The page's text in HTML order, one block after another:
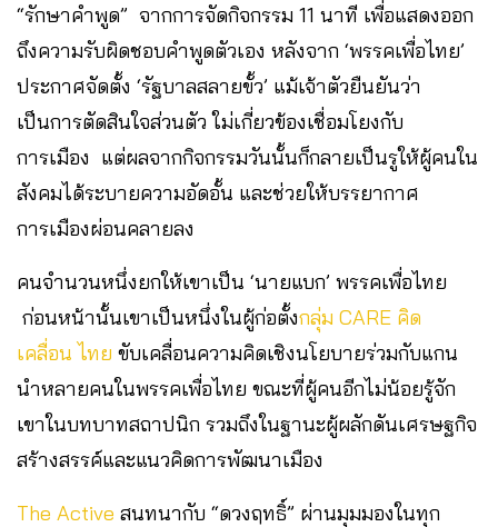
“รักษาคำพูด” จากการจัดกิจกรรม 11 นาที เพื่อแสดงออก
ถึงความรับผิดชอบคำพูดตัวเอง หลังจาก ‘พรรคเพื่อไทย’
ประกาศจัดตั้ง ‘รัฐบาลสลายขั้ว’ แม้เจ้าตัวยืนยันว่า
เป็นการตัดสินใจส่วนตัว ใม่เกี่ยวข้องเชื่อมโยงกับ
การเมือง แต่ผลจากกิจกรรมวันนั้นก็กลายเป็นรูให้ผู้คนใน
สังคมได้ระบายความอัดอั้น และช่วยให้บรรยากาศ
การเมืองผ่อนคลายลง
คนจำนวนหนึ่งยกให้เขาเป็น ‘นายแบก’ พรรคเพื่อไทย
ก่อนหน้านั้นเขาเป็นหนึ่งในผู้ก่อตั้งกลุ่ม CARE คิด
เคลื่อน ไทย ขับเคลื่อนความคิดเชิงนโยบายร่วมกับแกน
นำหลายคนในพรรคเพื่อไทย ขณะที่ผู้คนอีกไม่น้อยรู้จัก
เขาในบทบาทสถาปนิก รวมถึงในฐานะผู้ผลักดันเศรษฐกิจ
สร้างสรรค์และแนวคิดการพัฒนาเมือง
The Active สนทนากับ “ดวงฤทธิ์” ผ่านมุมมองในทุก